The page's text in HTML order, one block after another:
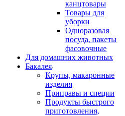
канцтовары
Товары для
уборки
Одноразовая
посуда, пакеты
фасовочные
Для домашних животных
Бакалея
Крупы, макаронные
изделия
Приправы и специи
Продукты быстрого
приготовления,